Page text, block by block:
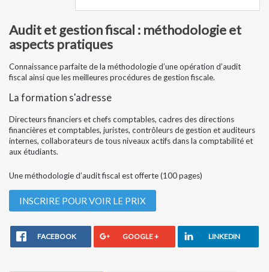
Audit et gestion fiscal : méthodologie et
aspects pratiques
Connaissance parfaite de la méthodologie d’une opération d’audit
fiscal ainsi que les meilleures procédures de gestion fiscale.
La formation s'adresse
Directeurs financiers et chefs comptables, cadres des directions
financières et comptables, juristes, contrôleurs de gestion et auditeurs
internes, collaborateurs de tous niveaux actifs dans la comptabilité et
aux étudiants.
Une méthodologie d’audit fiscal est offerte (100 pages)
INSCRIRE POUR VOIR LE PRIX
FACEBOOK GOOGLE + LINKEDIN